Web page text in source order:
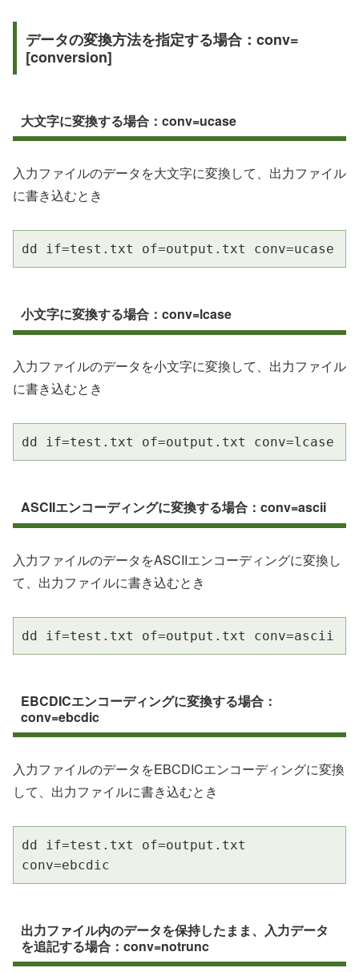
データの変換方法を指定する場合：conv=
[conversion]
大文字に変換する場合：conv=ucase
入力ファイルのデータを大文字に変換して、出力ファイル
に書き込むとき
dd if=test.txt of=output.txt conv=ucase
小文字に変換する場合：conv=lcase
入力ファイルのデータを小文字に変換して、出力ファイル
に書き込むとき
dd if=test.txt of=output.txt conv=lcase
ASCIIエンコーディングに変換する場合：conv=ascii
入力ファイルのデータをASCIIエンコーディングに変換し
て、出力ファイルに書き込むとき
dd if=test.txt of=output.txt conv=ascii
EBCDICエンコーディングに変換する場合：
conv=ebcdic
入力ファイルのデータをEBCDICエンコーディングに変換
して、出力ファイルに書き込むとき
dd if=test.txt of=output.txt
conv=ebcdic
出力ファイル内のデータを保持したまま、入力データ
を追記する場合：conv=notrunc